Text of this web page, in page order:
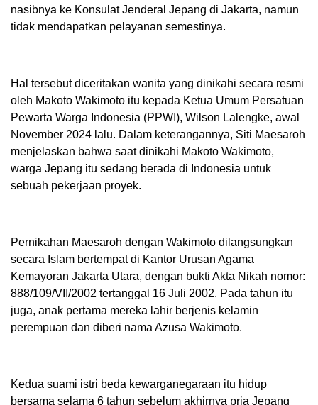
nasibnya ke Konsulat Jenderal Jepang di Jakarta, namun
tidak mendapatkan pelayanan semestinya.
Hal tersebut diceritakan wanita yang dinikahi secara resmi
oleh Makoto Wakimoto itu kepada Ketua Umum Persatuan
Pewarta Warga Indonesia (PPWI), Wilson Lalengke, awal
November 2024 lalu. Dalam keterangannya, Siti Maesaroh
menjelaskan bahwa saat dinikahi Makoto Wakimoto,
warga Jepang itu sedang berada di Indonesia untuk
sebuah pekerjaan proyek.
Pernikahan Maesaroh dengan Wakimoto dilangsungkan
secara Islam bertempat di Kantor Urusan Agama
Kemayoran Jakarta Utara, dengan bukti Akta Nikah nomor:
888/109/VII/2002 tertanggal 16 Juli 2002. Pada tahun itu
juga, anak pertama mereka lahir berjenis kelamin
perempuan dan diberi nama Azusa Wakimoto.
Kedua suami istri beda kewarganegaraan itu hidup
bersama selama 6 tahun sebelum akhirnya pria Jepang